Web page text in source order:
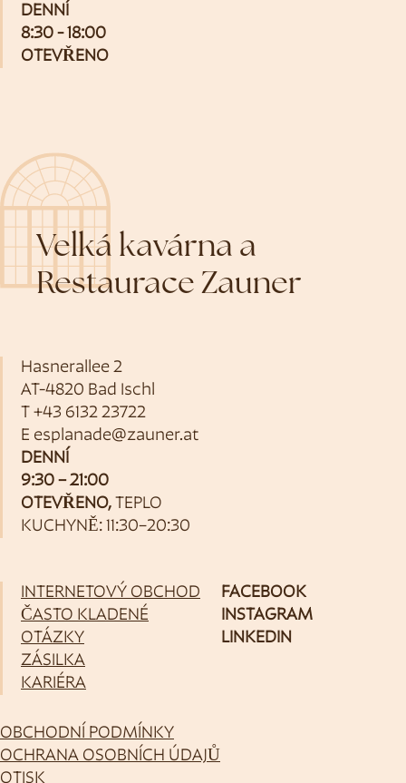
DENNÍ
8:30 - 18:00
OTEVŘENO
Velká kavárna a
Restaurace Zauner
Hasnerallee 2
AT-4820 Bad Ischl
T +43 6132 23722
E esplanade@zauner.at
DENNÍ
9:30 – 21:00
OTEVŘENO, TEPLO
KUCHYNĚ: 11:30–20:30
INTERNETOVÝ OBCHOD
ČASTO KLADENÉ
OTÁZKY
ZÁSILKA
KARIÉRA
FACEBOOK
INSTAGRAM
LINKEDIN
OBCHODNÍ PODMÍNKY
OCHRANA OSOBNÍCH ÚDAJŮ
OTISK